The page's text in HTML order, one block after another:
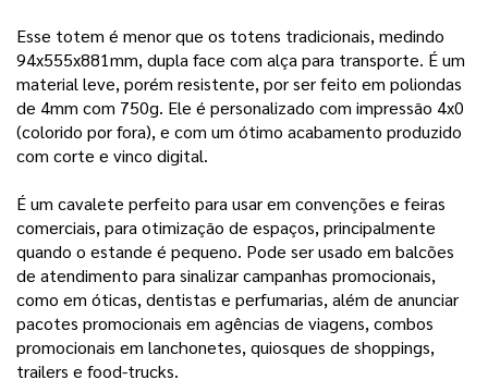
Esse totem é menor que os totens tradicionais, medindo
94x555x881mm, dupla face com alça para transporte. É um
material leve, porém resistente, por ser feito em poliondas
de 4mm com 750g. Ele é personalizado com impressão 4x0
(colorido por fora), e com um ótimo acabamento produzido
com corte e vinco digital.
É um cavalete perfeito para usar em convenções e feiras
comerciais, para otimização de espaços, principalmente
quando o estande é pequeno. Pode ser usado em balcões
de atendimento para sinalizar campanhas promocionais,
como em óticas, dentistas e perfumarias, além de anunciar
pacotes promocionais em agências de viagens, combos
promocionais em lanchonetes, quiosques de shoppings,
trailers e food-trucks.